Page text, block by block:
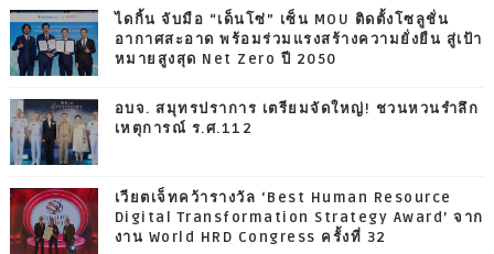
ไดกิ้น จับมือ “เด็นโซ่” เซ็น MOU ติดตั้งโซลูชั่น
อากาศสะอาด พร้อมร่วมแรงสร้างความยั่งยืน สู่เป้า
หมายสูงสุด Net Zero ปี 2050
อบจ. สมุทรปราการ เตรียมจัดใหญ่! ชวนหวนรำลึก
เหตุการณ์ ร.ศ.112
เวียตเจ็ทคว้ารางวัล ‘Best Human Resource
Digital Transformation Strategy Award’ จาก
งาน World HRD Congress ครั้งที่ 32